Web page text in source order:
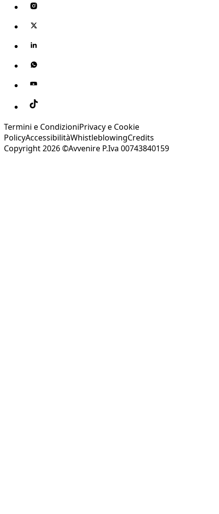
Termini e CondizioniPrivacy e Cookie
PolicyAccessibilitàWhistleblowingCredits
Copyright 2026 ©Avvenire P.Iva 00743840159